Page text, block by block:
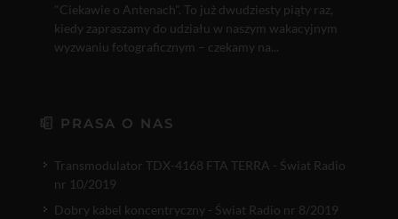
"Ciekawie o Antenach". To już dwudziesty piąty raz,
kiedy zapraszamy do udziału w naszym wakacyjnym
wyzwaniu fotograficznym – czekamy na...
PRASA O NAS
Transmodulator TDX-4168 FTA TERRA - Świat Radio
nr 10/2019
Dobry kabel koncentryczny - Świat Radio nr 8/2019